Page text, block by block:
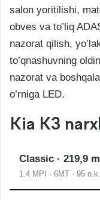
salon yoritilishi,
obves va to’liq
nazorat qilish,
to’qnashuvning
nazorat va
o’rniga LED.
Kia K3
Classic · 219,9
1.4 MPI · 6MT · 95 o.k.